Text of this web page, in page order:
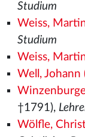
Studium
Weiss,
Studium
Weiss,
Well,
†1791),
Wölfle,